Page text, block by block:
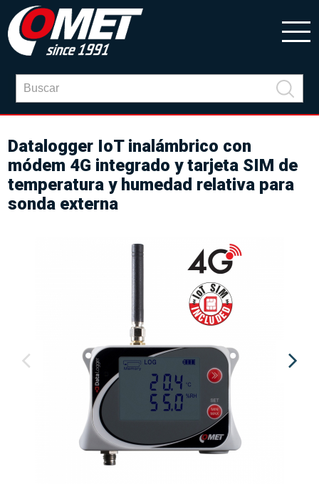
Datalogger IoT inalámbrico con
módem 4G integrado y tarjeta SIM de
temperatura y humedad relativa para
sonda externa